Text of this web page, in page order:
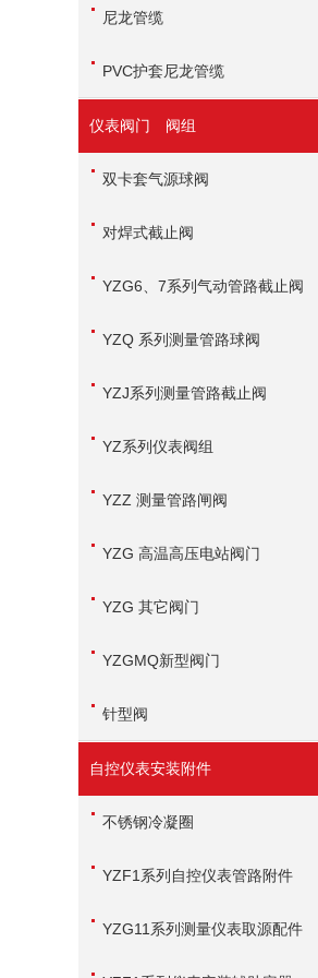
尼龙管缆
PVC护套尼龙管缆
仪表阀门 阀组
双卡套气源球阀
对焊式截止阀
YZG6、7系列气动管路截止阀
YZQ 系列测量管路球阀
YZJ系列测量管路截止阀
YZ系列仪表阀组
YZZ 测量管路闸阀
YZG 高温高压电站阀门
YZG 其它阀门
YZGMQ新型阀门
针型阀
自控仪表安装附件
不锈钢冷凝圈
YZF1系列自控仪表管路附件
YZG11系列测量仪表取源配件